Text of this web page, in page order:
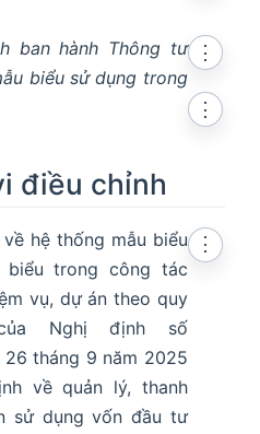
ban hành Thông tư
biểu sử dụng trong
⋮
điều chỉnh
⋮
hệ thống mẫu biểu
trong công tác
vụ, dự án theo quy
Nghị định số
tháng 9 năm 2025
về quản lý, thanh
sử dụng vốn đầu tư
⋮